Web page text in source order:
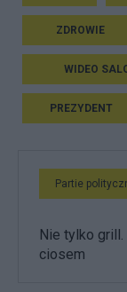
ZDROWIE
WIDEO
PREZYDENT
Partie
Nie tylko
ciosem